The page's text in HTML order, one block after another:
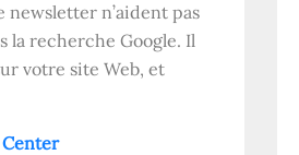
newsletter n’aident pas
la recherche Google. Il
votre site Web, et